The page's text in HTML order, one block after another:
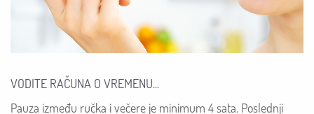
VODITE RAČUNA O VREMENU...
Pauza između ručka i večere je minimum 4 sata. Poslednji